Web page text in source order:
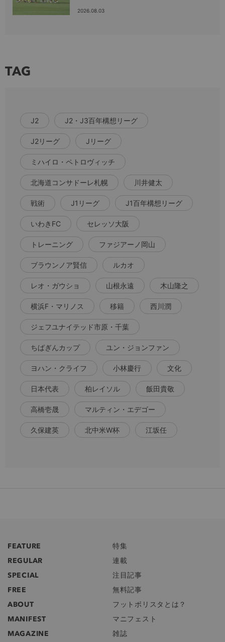
2026.08.03
TAG
J2 J2・J3百年構想リーグ
J2リーグ Jリーグ
ミハイロ・ペトロヴィッチ
北海道コンサドーレ札幌 川井健太
戦術 J1リーグ J1百年構想リーグ
いわきFC セレッソ大阪
トレーニング ファジアーノ岡山
ブラウンノア賢信 ルカオ
レオ・ガウショ 山根永遠 木山隆之
横浜F・マリノス 移籍 西川潤
ジェフユナイテッド市原・千葉
ちばぎんカップ ユン・ジョンファン
ヨハン・クライフ 小林慶行 文化
日本代表 柏レイソル 飯田貴敬
高橋壱晟 マルティン・エデゴー
久保建英 北中米W杯 江坂任
FEATURE
特集
REGULAR
連載
SPECIAL
注目記事
FREE
無料記事
ABOUT
フットボリスタとは？
MANIFEST
マニフェスト
MAGAZINE
雑誌